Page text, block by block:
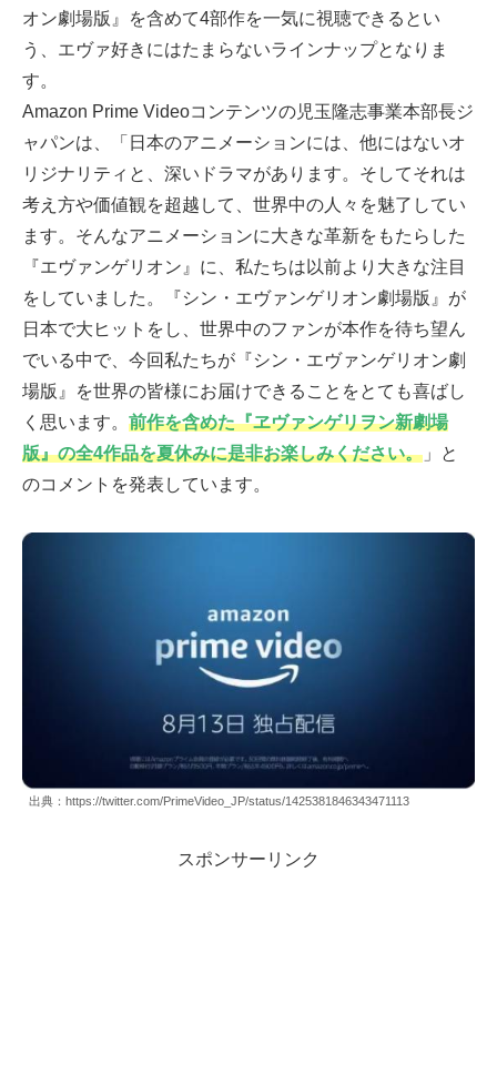
オン劇場版』を含めて4部作を一気に視聴できるとい
う、エヴァ好きにはたまらないラインナップとなりま
す。
Amazon Prime Videoコンテンツの児玉隆志事業本部長ジ
ャパンは、「日本のアニメーションには、他にはないオ
リジナリティと、深いドラマがあります。そしてそれは
考え方や価値観を超越して、世界中の人々を魅了してい
ます。そんなアニメーションに大きな革新をもたらした
『エヴァンゲリオン』に、私たちは以前より大きな注目
をしていました。『シン・エヴァンゲリオン劇場版』が
日本で大ヒットをし、世界中のファンが本作を待ち望ん
でいる中で、今回私たちが『シン・エヴァンゲリオン劇
場版』を世界の皆様にお届けできることをとても喜ばし
く思います。 前作を含めた『ヱヴァンゲリヲン新劇場
版』の全4作品を夏休みに是非お楽しみください。 」と
のコメントを発表しています。
出典：https://twitter.com/PrimeVideo_JP/status/1425381846343471113
スポンサーリンク